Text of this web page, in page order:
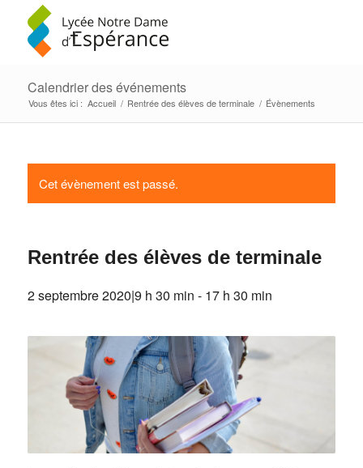
Calendrier des événements
Vous êtes ici : Accueil / Rentrée des élèves de terminale / Évènements
Cet évènement est passé.
Rentrée des élèves de terminale
2 septembre 2020|9 h 30 min - 17 h 30 min